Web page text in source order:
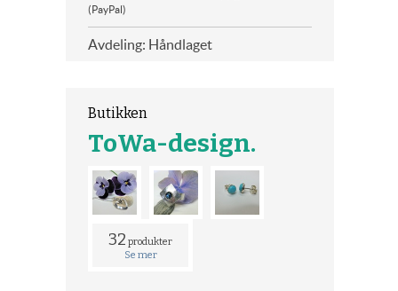
(PayPal)
Avdeling: Håndlaget
Butikken
ToWa-design.
32 produkter
Se mer